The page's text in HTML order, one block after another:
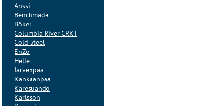
Anssi
Benchmade
Böker
Columbia River CRKT
Cold Steel
EnZo
Helle
Jarvenpaa
Kankaanpaa
Karesuando
Karlsson